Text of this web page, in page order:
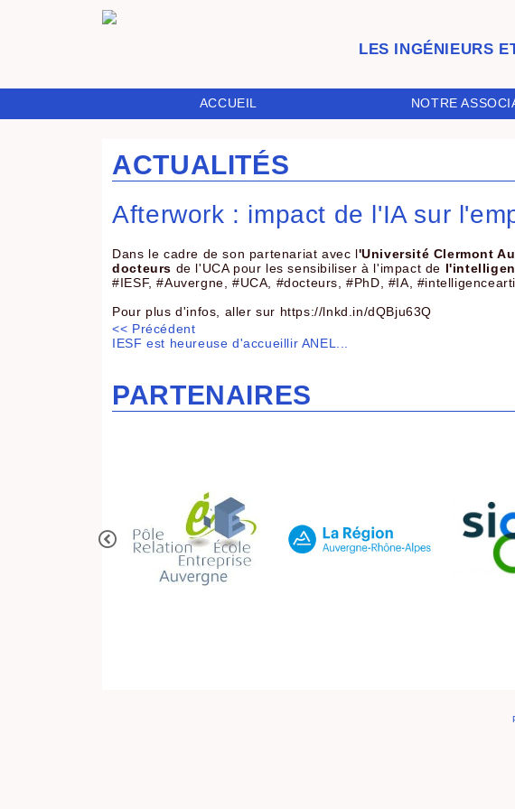
LES INGÉNIEURS
ACCUEIL NOTRE
ACTUALITÉS
Afterwork : impact de l'IA sur
Dans le cadre de son partenariat avec l'Université Clermont
docteurs de l'UCA pour les sensibiliser à l'impact de
#IESF, #Auvergne, #UCA, #docteurs, #PhD, #IA,
Pour plus d'infos, aller sur https://lnkd.in/dQBju63Q
<< Précédent
IESF est heureuse d'accueillir ANEL...
PARTENAIRES